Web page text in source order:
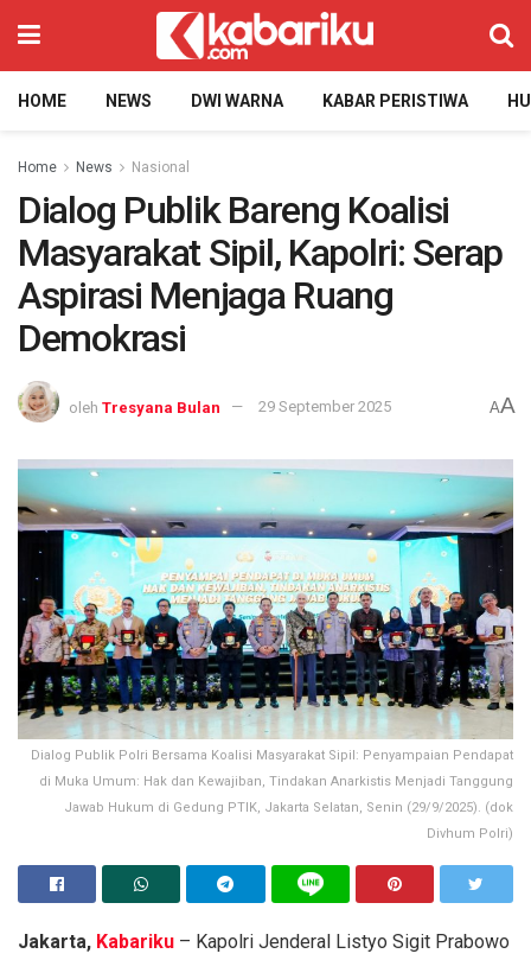
HOME NEWS DWI WARNA KABAR PERISTIWA
Home News Nasional
Dialog Publik Bareng Koalisi
Masyarakat Sipil, Kapolri: Serap
Aspirasi Menjaga Ruang
Demokrasi
oleh Tresyana Bulan 29 September 2025 AA
Dialog Publik Polri Bersama Koalisi Masyarakat Sipil: Penyampaian Pendapat
di Muka Umum: Hak dan Kewajiban, Tindakan Anarkistis Menjadi Tanggung
Jawab Hukum di Gedung PTIK, Jakarta Selatan, Senin (29/9/2025). (dok
Divhum Polri)
Jakarta, Kabariku – Kapolri Jenderal Listyo Sigit Prabowo